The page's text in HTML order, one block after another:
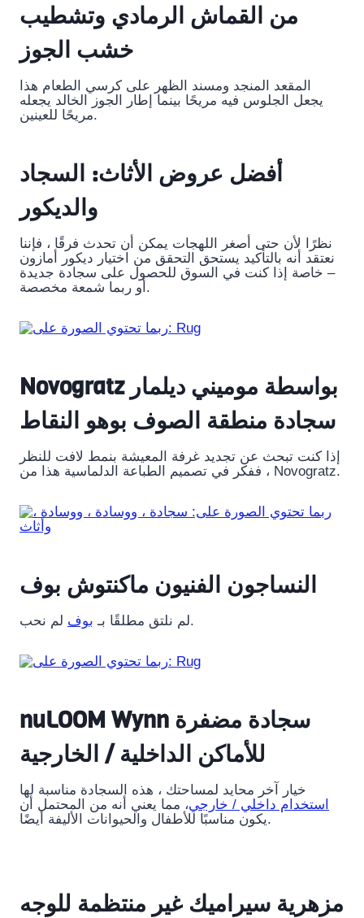
من القماش الرمادي وتشطيب
خشب الجوز
المقعد المنجد ومسند الظهر على كرسي الطعام هذا
يجعل الجلوس فيه مريحًا بينما إطار الجوز الخالد يجعله
مريحًا للعينين.
أفضل عروض الأثاث: السجاد
والديكور
نظرًا لأن حتى أصغر اللهجات يمكن أن تحدث فرقًا ، فإننا
نعتقد أنه بالتأكيد يستحق التحقق من اختيار ديكور أمازون
– خاصة إذا كنت في السوق للحصول على سجادة جديدة
أو ربما شمعة مخصصة.
Novogratz بواسطة موميني ديلمار
سجادة منطقة الصوف بوهو النقاط
إذا كنت تبحث عن تجديد غرفة المعيشة بنمط لافت للنظر
، ففكر في تصميم الطباعة الدلماسية هذا من Novogratz.
النساجون الفنيون ماكنتوش بوف
لم نلتق مطلقًا بـ بوف لم نحب.
nuLOOM Wynn سجادة مضفرة
للأماكن الداخلية / الخارجية
خيار آخر محايد لمساحتك ، هذه السجادة مناسبة لها
استخدام داخلي / خارجي، مما يعني أنه من المحتمل أن
يكون مناسبًا للأطفال والحيوانات الأليفة أيضًا.
مزهرية سيراميك غير منتظمة للوجه